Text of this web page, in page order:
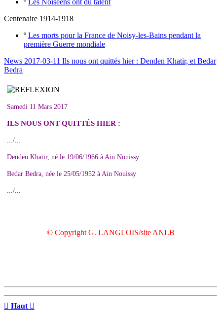
º Les Noiséens ont du talent
Centenaire 1914-1918
º Les morts pour la France de Noisy-les-Bains pendant la
première Guerre mondiale
News 2017-03-11 Ils nous ont quittés hier : Denden Khatir, et Bedar
Bedra
Samedi 11 Mars 2017
ILS NOUS ONT QUITTÉS HIER :
.../...
Denden Khatir, né le 19/06/1966 à Ain Nouissy
Bedar Bedra, née le 25/05/1952 à Ain Nouissy
.../...
© Copyright G. LANGLOIS/site ANLB
 Haut 